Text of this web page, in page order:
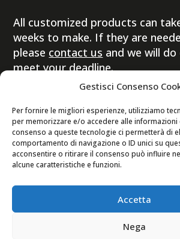
Gestisci Consenso
Per fornire le migliori esperienze, utilizziamo
per memorizzare e/o accedere alle
consenso a queste tecnologie ci permetterà di
comportamento di navigazione o ID unici su
acconsentire o ritirare il consenso può influire
alcune caratteristiche e funzioni.
Accetta
Nega
All customized products can
weeks to make. If they are
please contact us and we will
meet your deadline.
© 2022 Copyright – Ornella
S.r.l. | C.F./P.iva:
2529511
Digital eCommerce by